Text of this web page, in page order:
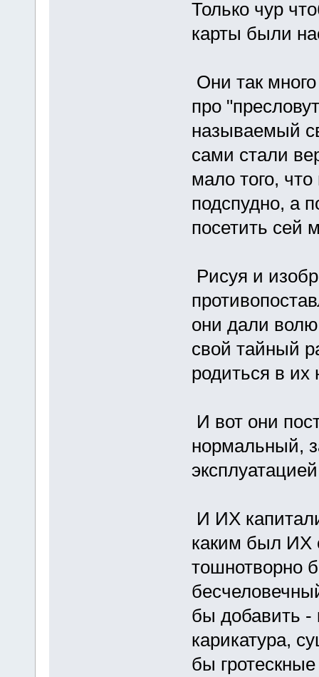
Только чур
карты были
Они так
про
называемый
сами стали
мало того,
подспудно, а
посетить сей
Рисуя и
они дали
свой тайный
родиться в их
И вот они
нормальный,
И ИХ
каким был ИХ
тошнотворно
бы добавить -
карикатура,
бы